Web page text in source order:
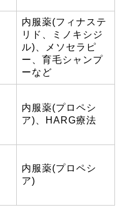
内服薬(フィナステ
リド、ミノキシジ
ル)、メソセラピ
ー、育毛シャンプ
ーなど
内服薬(プロペシ
ア)、HARG療法
内服薬(プロペシ
ア)